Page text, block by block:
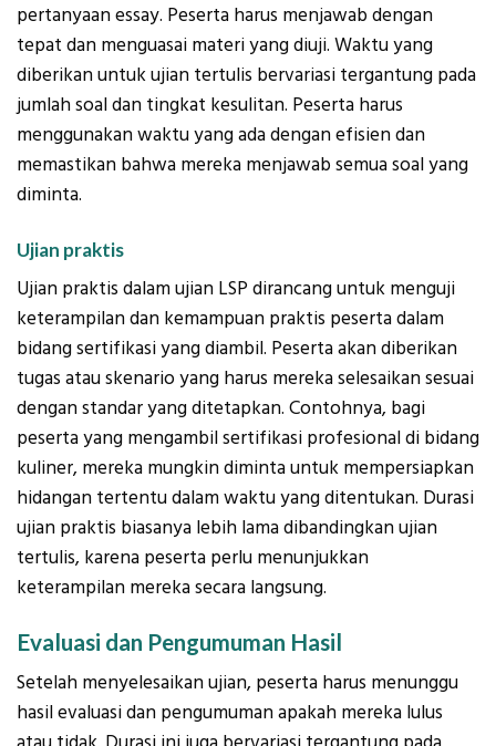
pertanyaan essay. Peserta harus menjawab dengan
tepat dan menguasai materi yang diuji. Waktu yang
diberikan untuk ujian tertulis bervariasi tergantung pada
jumlah soal dan tingkat kesulitan. Peserta harus
menggunakan waktu yang ada dengan efisien dan
memastikan bahwa mereka menjawab semua soal yang
diminta.
Ujian praktis
Ujian praktis dalam ujian LSP dirancang untuk menguji
keterampilan dan kemampuan praktis peserta dalam
bidang sertifikasi yang diambil. Peserta akan diberikan
tugas atau skenario yang harus mereka selesaikan sesuai
dengan standar yang ditetapkan. Contohnya, bagi
peserta yang mengambil sertifikasi profesional di bidang
kuliner, mereka mungkin diminta untuk mempersiapkan
hidangan tertentu dalam waktu yang ditentukan. Durasi
ujian praktis biasanya lebih lama dibandingkan ujian
tertulis, karena peserta perlu menunjukkan
keterampilan mereka secara langsung.
Evaluasi dan Pengumuman Hasil
Setelah menyelesaikan ujian, peserta harus menunggu
hasil evaluasi dan pengumuman apakah mereka lulus